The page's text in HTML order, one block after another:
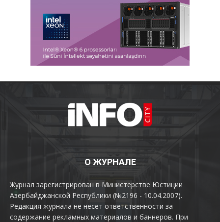
О ЖУРНАЛЕ
Журнал зарегистрирован в Министерстве Юстиции
Азербайджанской Республики (№2196 - 10.04.2007).
Редакция журнала не несет ответственности за
содержание рекламных материалов и баннеров. При